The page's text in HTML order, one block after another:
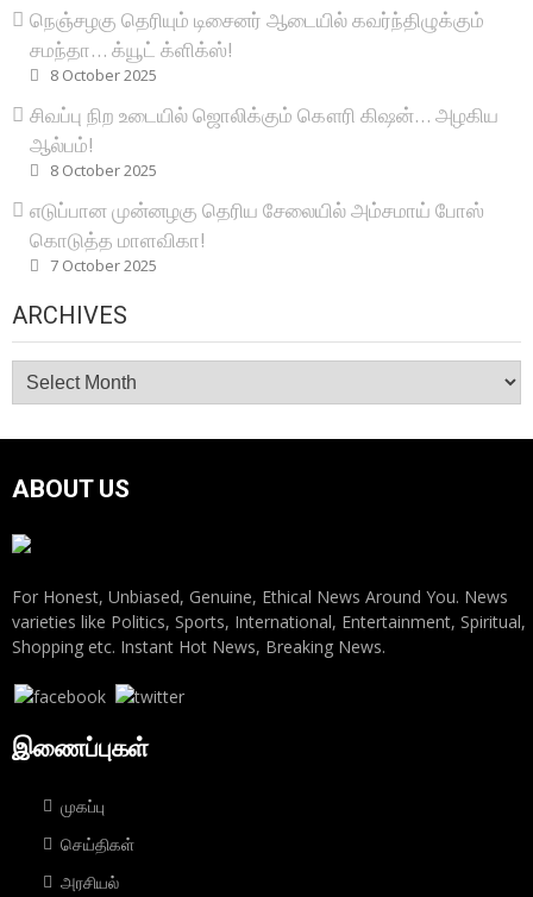
நெஞ்சழகு தெரியும் டிசைனர் ஆடையில் கவர்ந்திழுக்கும்
சமந்தா… க்யூட் க்ளிக்ஸ்!
8 October 2025
சிவப்பு நிற உடையில் ஜொலிக்கும் கௌரி கிஷன்… அழகிய
ஆல்பம்!
8 October 2025
எடுப்பான முன்னழகு தெரிய சேலையில் அம்சமாய் போஸ்
கொடுத்த மாளவிகா!
7 October 2025
ARCHIVES
Archives
ABOUT US
For Honest, Unbiased, Genuine, Ethical News Around You. News
varieties like Politics, Sports, International, Entertainment, Spiritual,
Shopping etc. Instant Hot News, Breaking News.
இணைப்புகள்
முகப்பு
செய்திகள்
அரசியல்